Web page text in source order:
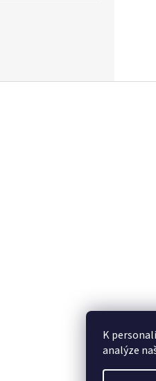
K
analýze